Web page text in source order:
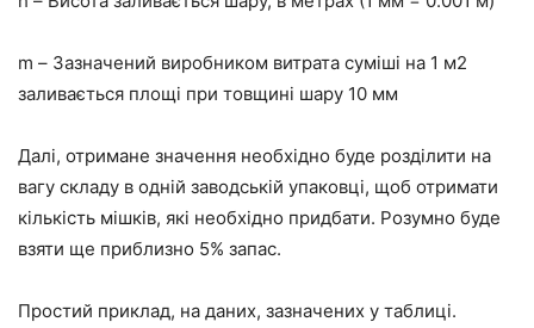
m – Зазначений виробником витрата суміші на 1 м2
заливається площі при товщині шару 10 мм
Далі, отримане значення необхідно буде розділити на
вагу складу в одній заводській упаковці, щоб отримати
кількість мішків, які необхідно придбати. Розумно буде
взяти ще приблизно 5% запас.
Простий приклад, на даних, зазначених у таблиці.